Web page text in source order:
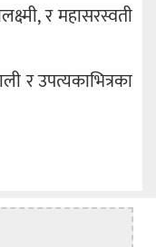
र महासरस्वती
र उपत्यकाभित्रका